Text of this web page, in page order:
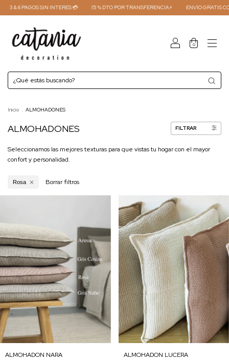
3 & 6 PAGOS SIN INTERES 💳 15 % DTO POR TRANSFERENCIA⚡ ENVÍO GRATIS
0
Inicio . ALMOHADONES
ALMOHADONES FILTRAR
Seleccionamos las mejores texturas para que vistas tu hogar con el mayor
confort y personalidad.
Rosa Borrar filtros
ALMOHADON NARA ALMOHADON LUCERA